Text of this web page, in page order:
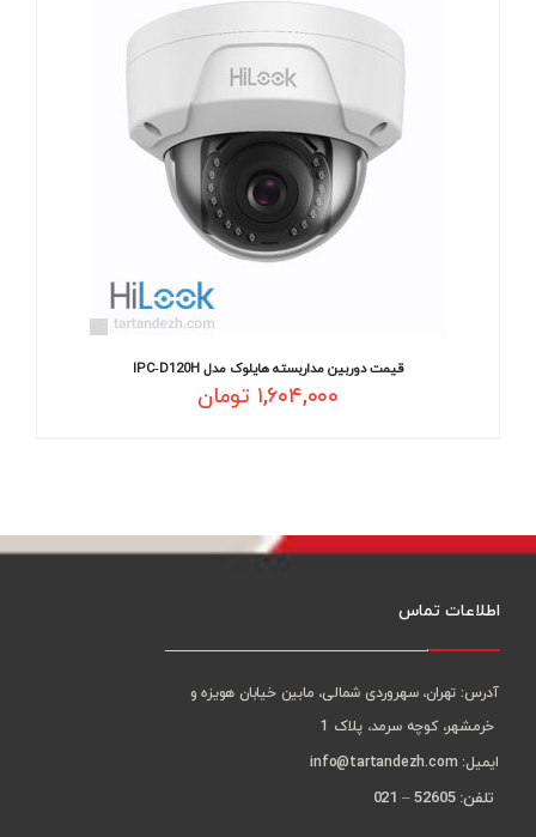
قیمت دوربین مداربسته هایلوک مدل IPC‐D120H
۱,۶۰۴,۰۰۰ تومان
اطلاعات تماس
آدرس: تهران، سهروردی شمالی، مابین خیابان هویزه و
خرمشهر، کوچه سرمد، پلاک 1
ایمیل: info@tartandezh.com
تلفن: 52605 – 021